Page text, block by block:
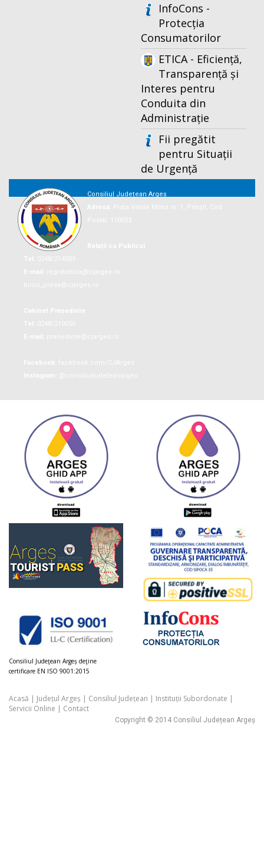
InfoCons -
Protecția
Consumatorilor
ETICA - Eficiență,
Transparență și
Interes pentru
Conduita din
Administrație
Fii pregătit
pentru Situații
de Urgență
Consiliul Județean Argeș
Consiliul Judeţean Argeș deţine
certificare EN ISO 9001:2015
Acasă | Județul Argeș | Consiliul Județean | Instituții Subordonate |
Servicii Online | Contact
Copyright © 2014 Consiliul Județean Argeș